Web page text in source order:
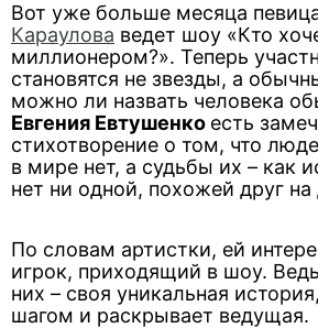
Вот уже больше месяца
Караулова ведет шоу «Кто
миллионером?». Теперь
становятся не звезды, а
можно ли назвать человека
Евгения Евтушенко есть
стихотворение о том, что
в мире нет, а судьбы их – как
нет ни одной, похожей друг на
По словам артистки, ей
игрок, приходящий в шоу.
них – своя уникальная
шагом и раскрывает ведущая.